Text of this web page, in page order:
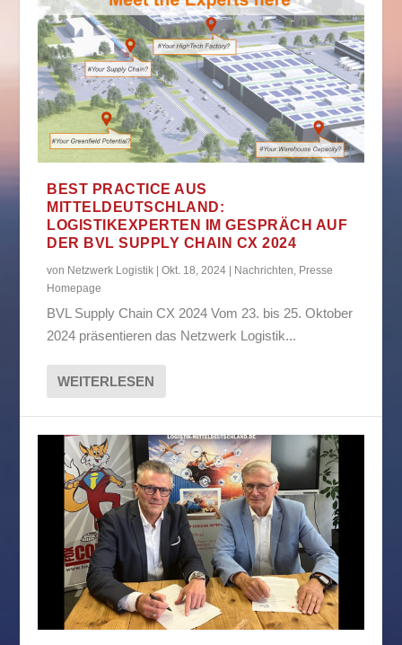
BEST PRACTICE AUS
MITTELDEUTSCHLAND:
LOGISTIKEXPERTEN IM GESPRÄCH AUF
DER BVL SUPPLY CHAIN CX 2024
von Netzwerk Logistik |Okt. 18, 2024 | Nachrichten Presse
Homepage
BVL Supply Chain CX 2024 Vom 23. bis 25. Oktober
2024 präsentieren das Netzwerk Logistik...
WEITERLESEN